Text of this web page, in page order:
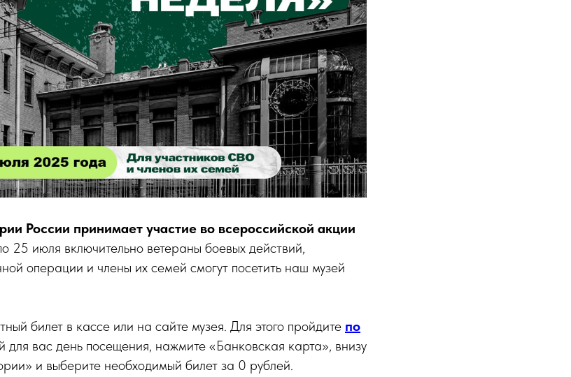
России принимает участие во всероссийской акции
25 июля включительно ветераны боевых действий,
операции и члены их семей смогут посетить наш музей
билет в кассе или на сайте музея. Для этого пройдите по
для вас день посещения, нажмите «Банковская карта», внизу
и выберите необходимый билет за 0 рублей.